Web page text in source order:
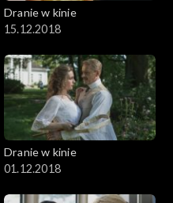
Dranie w kinie
15.12.2018
Dranie w kinie
01.12.2018